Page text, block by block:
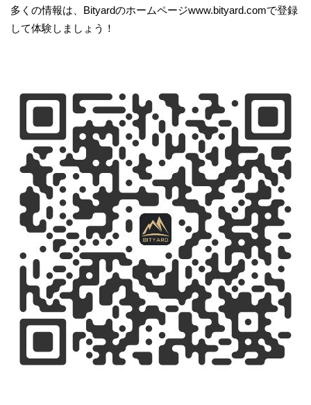
多くの情報は、Bityardのホームページwww.bityard.comで登録
して体験しましょう！